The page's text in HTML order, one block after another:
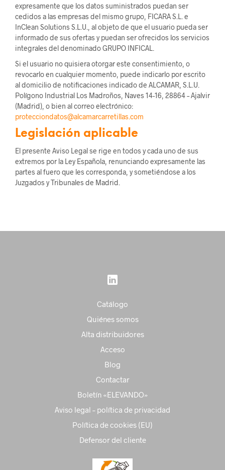
expresamente que los datos suministrados puedan ser
cedidos a las empresas del mismo grupo, FICARA S.L. e
InClean Solutions S.L.U., al objeto de que el usuario pueda ser
informado de sus ofertas y puedan ser ofrecidos los servicios
integrales del denominado GRUPO INFICAL.
Si el usuario no quisiera otorgar este consentimiento, o
revocarlo en cualquier momento, puede indicarlo por escrito
al domicilio de notificaciones indicado de ALCAMAR, S.L.U.
Polígono Industrial Los Madroños, Naves 14-16, 28864 – Ajalvir
(Madrid), o bien al correo electrónico:
protecciondatos@alcamarcarretillas.com
Legislación aplicable
El presente Aviso Legal se rige en todos y cada uno de sus
extremos por la Ley Española, renunciando expresamente las
partes al fuero que les corresponda, y sometiéndose a los
Juzgados y Tribunales de Madrid.
Catálogo
Quiénes somos
Alta distribuidores
Acceso
Blog
Contactar
Boletín «ELEVANDO»
Aviso legal – política de privacidad
Política de cookies (EU)
Defensor del cliente